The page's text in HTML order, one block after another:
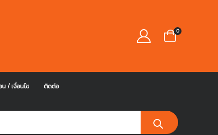
0
/ เงื่อนไข ติดต่อ